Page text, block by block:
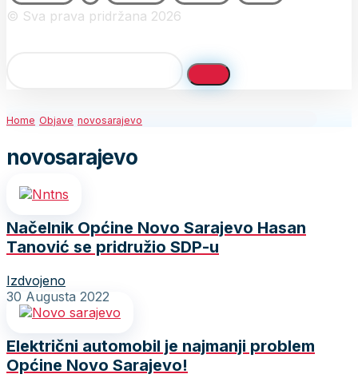
© Sva prava pridržana 2026
Home Objave novosarajevo
novosarajevo
Načelnik Općine Novo Sarajevo Hasan
Tanović se pridružio SDP-u
Izdvojeno
30 Augusta 2022
Električni automobil je najmanji problem
Općine Novo Sarajevo!